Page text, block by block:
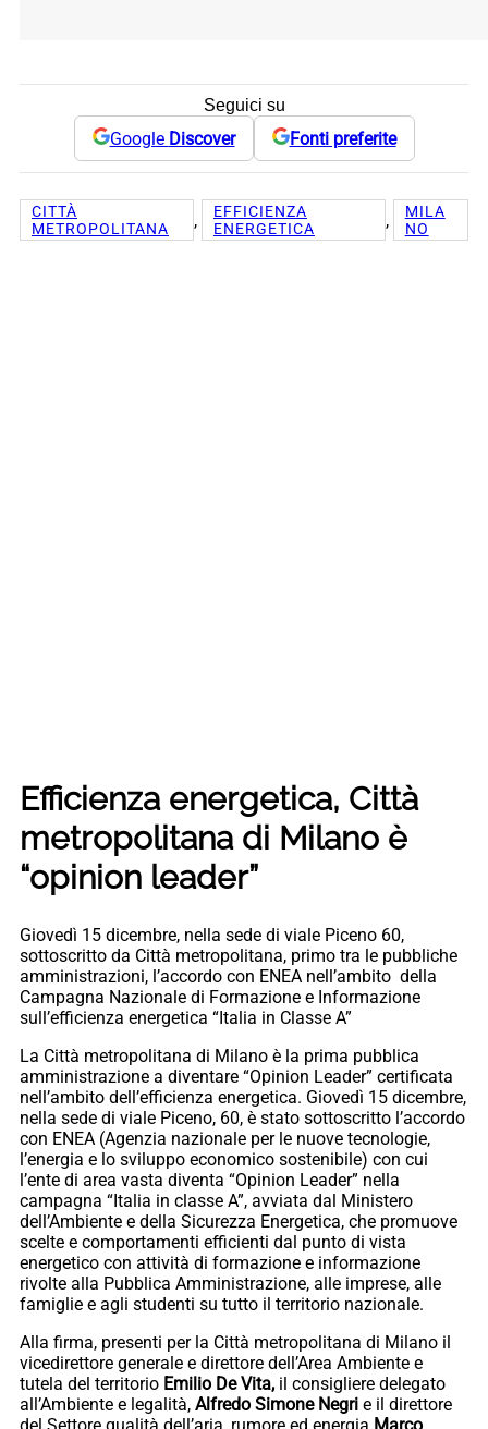
Seguici su
Google Discover Fonti preferite
CITTÀ
METROPOLITANA
,
EFFICIENZA
ENERGETICA
,
MILA
NO
Efficienza energetica, Città
metropolitana di Milano è
“opinion leader”
Giovedì 15 dicembre, nella sede di viale Piceno 60,
sottoscritto da Città metropolitana, primo tra le pubbliche
amministrazioni, l’accordo con ENEA nell’ambito della
Campagna Nazionale di Formazione e Informazione
sull’efficienza energetica “Italia in Classe A”
La Città metropolitana di Milano è la prima pubblica
amministrazione a diventare “Opinion Leader” certificata
nell’ambito dell’efficienza energetica. Giovedì 15 dicembre,
nella sede di viale Piceno, 60, è stato sottoscritto l’accordo
con ENEA (Agenzia nazionale per le nuove tecnologie,
l’energia e lo sviluppo economico sostenibile) con cui
l’ente di area vasta diventa “Opinion Leader” nella
campagna “Italia in classe A”, avviata dal Ministero
dell’Ambiente e della Sicurezza Energetica, che promuove
scelte e comportamenti efficienti dal punto di vista
energetico con attività di formazione e informazione
rivolte alla Pubblica Amministrazione, alle imprese, alle
famiglie e agli studenti su tutto il territorio nazionale.
Alla firma, presenti per la Città metropolitana di Milano il
vicedirettore generale e direttore dell’Area Ambiente e
tutela del territorio Emilio De Vita, il consigliere delegato
all’Ambiente e legalità, Alfredo Simone Negri e il direttore